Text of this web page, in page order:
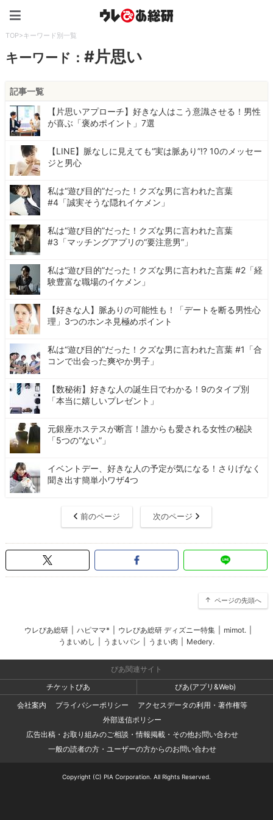
TOP>キーワード別一覧
キーワード：#片思い
記事一覧
【片思いアプローチ】好きな人はこう意識させる！男性
が喜ぶ「褒めポイント」7選
【LINE】脈なしに見えても“実は脈あり”!? 10のメッセー
ジと男心
私は“遊び目的”だった！クズな男に言われた言葉
#4「誠実そうな隠れイケメン」
私は“遊び目的”だった！クズな男に言われた言葉
#3「マッチングアプリの“要注意男”」
私は“遊び目的”だった！クズな男に言われた言葉 #2「経
験豊富な職場のイケメン」
【好きな人】脈ありの可能性も！「デートを断る男性心
理」3つのホンネ見極めポイント
私は“遊び目的”だった！クズな男に言われた言葉 #1「合
コンで出会った爽やか男子」
【数秘術】好きな人の誕生日でわかる！9のタイプ別
「本当に嬉しいプレゼント」
元銀座ホステスが断言！誰からも愛される女性の秘訣
「5つの“ない”」
イベントデー、好きな人の予定が気になる！さりげなく
聞き出す簡単小ワザ4つ
前のページ 次のページ
ページの先頭へ
ウレぴあ総研 ハピママ* ウレぴあ総研 ディズニー特集 mimot.
うまいめし
うまいパン うまい肉 Medery.
ぴあ関連サイト
チケットぴあ
ぴあ(アプリ&Web)
会社案内
プライバシーポリシー
アクセスデータの利用・著作権等
外部送信ポリシー
広告出稿・お取り組みのご相談・情報掲載・その他お問い合わせ
一般の読者の方・ユーザーの方からのお問い合わせ
Copyright (C) PIA Corporation. All Rights Reserved.